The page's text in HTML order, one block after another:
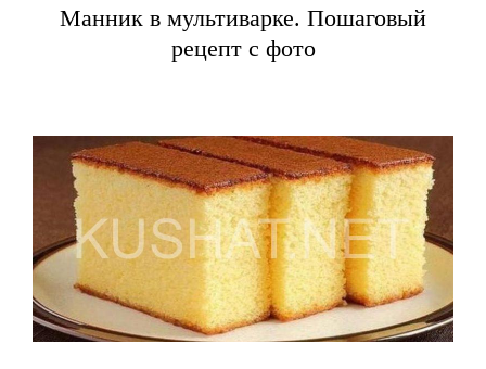
Манник в мультиварке. Пошаговый
рецепт с фото